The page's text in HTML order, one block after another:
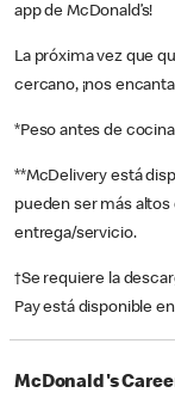
app de McDonald’s!
La próxima vez que
cercano, ¡nos
*Peso antes de
**McDelivery está
pueden ser más
entrega/servicio.
†Se requiere la
Pay está disponible
McDonald's